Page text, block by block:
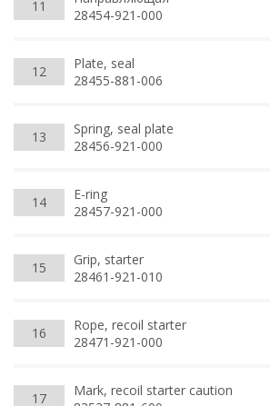
11
28454-921-000
12
Plate, seal
28455-881-006
13
Spring, seal plate
28456-921-000
14
E-ring
28457-921-000
15
Grip, starter
28461-921-010
16
Rope, recoil starter
28471-921-000
17
Mark, recoil starter caution